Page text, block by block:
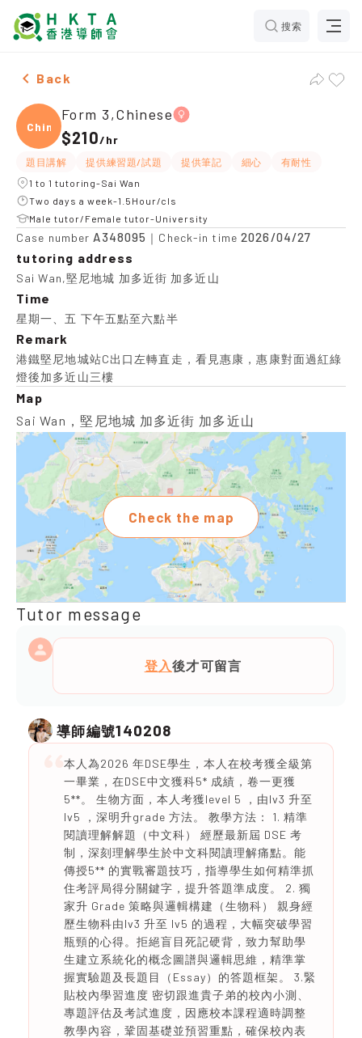
搜索
Female Form 3,Chinese，Sai Wan Tuition
Back
Chine
Form 3,Chinese
$210/hr
題目講解 提供練習題/試題 提供筆記 細心
有耐性
1 to 1 tutoring-Sai Wan
Two days a week-1.5Hour/cls
Male tutor/Female tutor-University
Case number A348095 ｜Check-in time2026/04/27
tutoring address
Sai Wan,堅尼地城 加多近街 加多近山
Time
星期一、五 下午五點至六點半
Remark
港鐵堅尼地城站C出口左轉直走，看見惠康，惠康對面過紅綠
燈後加多近山三樓
Map
Sai Wan，堅尼地城 加多近街 加多近山
Check the map
Tutor message
登入後才可留言
導師編號140208
本人為2026 年DSE學生，本人在校考獲全級第
一畢業，在DSE中文獲科5* 成績，卷一更獲
5**。 生物方面，本人考獲level 5 ，由lv3 升至
lv5 ，深明升grade 方法。 教學方法： 1. 精準
閱讀理解解題（中文科） 經歷最新屆 DSE 考
制，深刻理解學生於中文科閱讀理解痛點。能
傳授5** 的實戰審題技巧，指導學生如何精準抓
住考評局得分關鍵字，提升答題準成度。 2. 獨
家升 Grade 策略與邏輯構建（生物科） 親身經
歷生物科由lv3 升至 lv5 的過程，大幅突破學習
瓶頸的心得。拒絕盲目死記硬背，致力幫助學
生建立系統化的概念圖譜與邏輯思維，精準掌
握實驗題及長題目（Essay）的答題框架。 3.緊
貼校內學習進度 密切跟進貴子弟的校內小測、
專題評估及考試進度，因應校本課程適時調整
教學內容，鞏固基礎並預習重點，確保校內表